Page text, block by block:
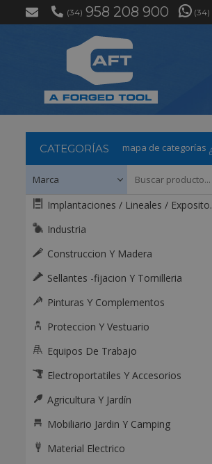
(34) 958 208 900 (34)
CATEGORÍAS mapa de categorías
Implantaciones / Lineales / Expositores / Mostradores
Industria
Construccion Y Madera
Sellantes -fijacion Y Tornilleria
Pinturas Y Complementos
Proteccion Y Vestuario
Equipos De Trabajo
Electroportatiles Y Accesorios
Agricultura Y Jardín
Mobiliario Jardin Y Camping
Material Electrico